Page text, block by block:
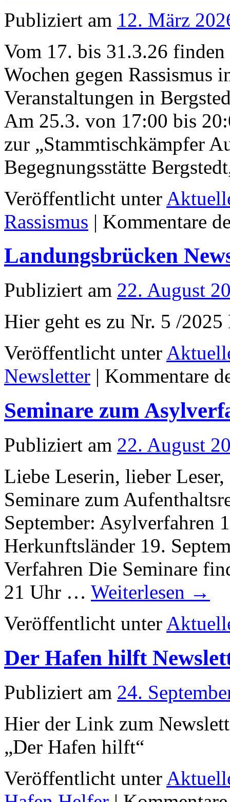
Publiziert am 12. März
Vom 17. bis 31.3.26
Wochen gegen Rassismus
Veranstaltungen in
Am 25.3. von 17:00 bis
zur „Stammtischkämpfer
Begegnungsstätte
Veröffentlicht unter
Rassismus | Kommentare
Landungsbrücken
Publiziert am 22. August
Hier geht es zu Nr. 5 /
Veröffentlicht unter
Newsletter | Kommentare
Seminare zum
Publiziert am 22. August
Liebe Leserin, lieber
Seminare zum
September: Asylverfahren
Herkunftsländer 19.
Verfahren Die Seminare
21 Uhr … Weiterlesen →
Veröffentlicht unter
Der Hafen hilft
Publiziert am 24.
Hier der Link zum
„Der Hafen hilft“
Veröffentlicht unter